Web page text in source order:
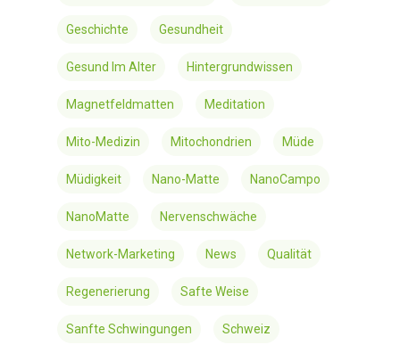
Geschichte Gesundheit
Gesund Im Alter Hintergrundwissen
Magnetfeldmatten Meditation
Mito-Medizin Mitochondrien Müde
Müdigkeit Nano-Matte NanoCampo
NanoMatte Nervenschwäche
Network-Marketing News Qualität
Regenerierung Safte Weise
Sanfte Schwingungen Schweiz